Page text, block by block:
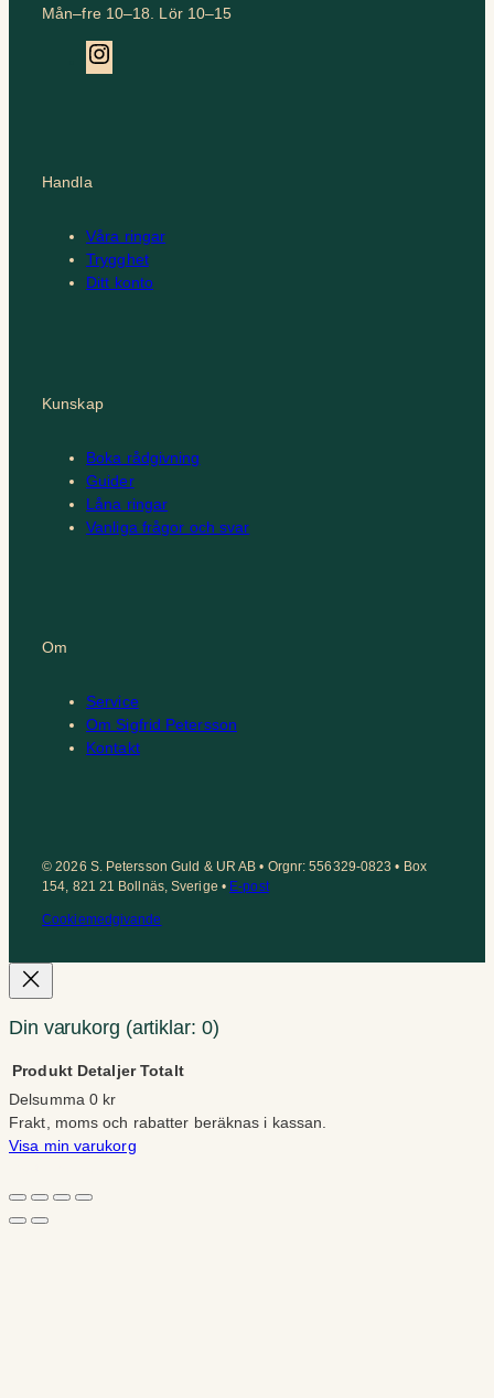
Mån–fre 10–18. Lör 10–15
Handla
Våra ringar
Trygghet
Ditt konto
Kunskap
Boka rådgivning
Guider
Låna ringar
Vanliga frågor och svar
Om
Service
Om Sigfrid Petersson
Kontakt
© 2026 S. Petersson Guld & UR AB • Orgnr: 556329-0823 • Box
154, 821 21 Bollnäs, Sverige • E-post
Cookiemedgivande
Din varukorg (artiklar: 0)
Produkter
i
Produkt Detaljer Totalt
Delsumma 0 kr
Frakt, moms och rabatter beräknas i kassan.
Visa min varukorg